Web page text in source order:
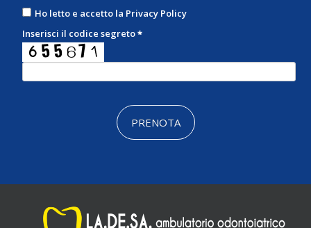
Ho letto e accetto la Privacy Policy
Inserisci il codice segreto*
PRENOTA